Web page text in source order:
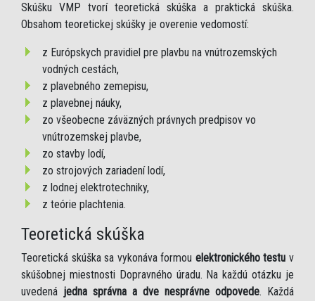
Skúšku VMP tvorí teoretická skúška a praktická skúška.
Obsahom teoretickej skúšky je overenie vedomostí:
z Európskych pravidiel pre plavbu na vnútrozemských
vodných cestách,
z plavebného zemepisu,
z plavebnej náuky,
zo všeobecne záväzných právnych predpisov vo
vnútrozemskej plavbe,
zo stavby lodí,
zo strojových zariadení lodí,
z lodnej elektrotechniky,
z teórie plachtenia.
Teoretická skúška
Teoretická skúška sa vykonáva formou elektronického testu v
skúšobnej miestnosti Dopravného úradu. Na každú otázku je
uvedená jedna správna a dve nesprávne odpovede. Každá